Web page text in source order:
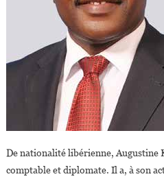
De nationalité libérienne, Augustine
comptable et diplomate. Il a, à son